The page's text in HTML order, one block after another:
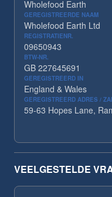
Wholefood Earth
GEREGISTREERDE NAAM
Wholefood Earth Ltd
REGISTRATIENR.
09650943
BTW-NR.
GB 227645691
GEREGISTREERD IN
England & Wales
GEREGISTREERD ADRES /
59-63 Hopes Lane,
VEELGESTELDE